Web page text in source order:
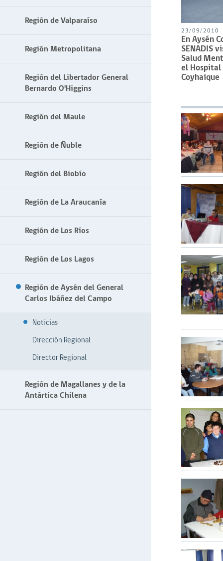
Región de Valparaíso
Región Metropolitana
Región del Libertador General
Bernardo O'Higgins
Región del Maule
Región de Ñuble
Región del Biobío
Región de La Araucanía
Región de Los Ríos
Región de Los Lagos
Región de Aysén del General
Carlos Ibáñez del Campo
Noticias
Dirección Regional
Director Regional
Región de Magallanes y de la
Antártica Chilena
23/09/2010
En Aysén
SENADIS
Salud
el Hospital
Coyhaique